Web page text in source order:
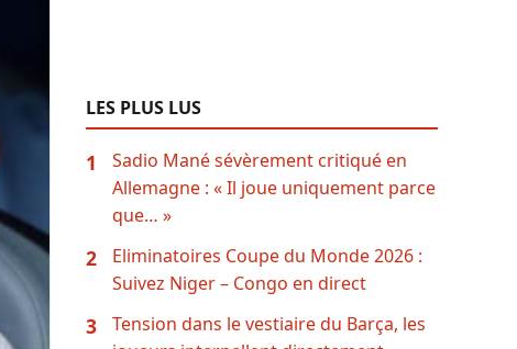
LES PLUS LUS
1
Sadio Mané sévèrement critiqué en
Allemagne : « Il joue uniquement parce
que… »
2
Eliminatoires Coupe du Monde 2026 :
Suivez Niger – Congo en direct
3
Tension dans le vestiaire du Barça, les